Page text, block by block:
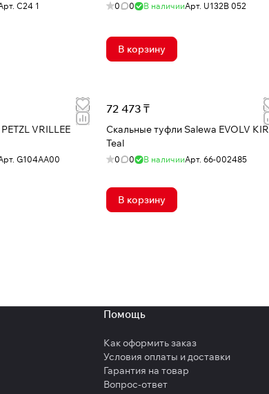
C24 1 0 0 В наличииАрт. U132B 052
В корзину
VRILLEE
G104AA00
72 473 ₸
Скальные туфли Salewa EVOLV
Teal
0 0 В наличииАрт.66-002485
В корзину
Помощь
Как оформить заказ
Условия оплаты и доставки
Гарантия на товар
Вопрос-ответ